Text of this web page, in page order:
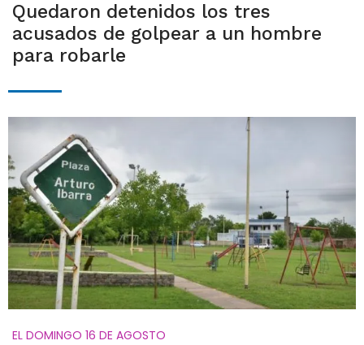
Quedaron detenidos los tres
acusados de golpear a un hombre
para robarle
EL DOMINGO 16 DE AGOSTO